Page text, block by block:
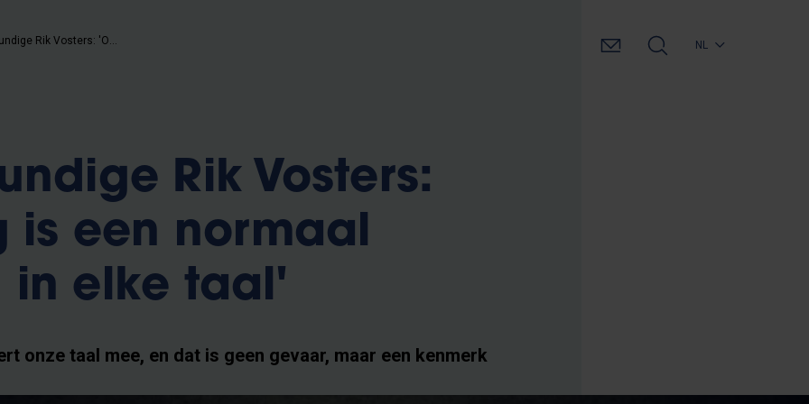
NL
Rik Vosters:
is een normaal
in elke taal'
onze taal mee, en dat is geen gevaar, maar een kenmerk